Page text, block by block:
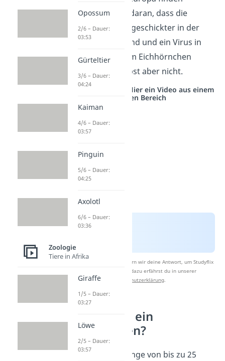
können. Das liegt daran, dass die
grauen Hörnchen geschickter in der
Nahrungssuche sind und ein Virus in
sich tragen, an dem Eichhörnchen
erkranken, sie selbst aber nicht.
Studyflix vernetzt: Hier ein Video aus einem
anderen Bereich
Nach Beantwortung speichern wir deine Antwort, um Studyflix
zu verbessern. Mehr dazu erfährst du in unserer
Datenschutzerklärung.
Wie groß ist ein
Eichhörnchen?
Mit einer Körperlänge von bis zu 25
Opossum
2/6 – Dauer:
03:53
Gürteltier
3/6 – Dauer:
04:24
Kaiman
4/6 – Dauer:
03:57
Pinguin
5/6 – Dauer:
04:25
Axolotl
6/6 – Dauer:
03:36
Zoologie
Tiere in Afrika
Giraffe
1/5 – Dauer:
03:27
Löwe
2/5 – Dauer:
03:57